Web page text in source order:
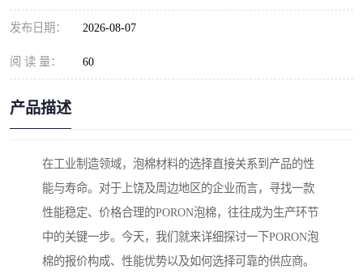
发布日期： 2026-08-07
阅 读 量： 60
产品描述
在工业制造领域，泡棉材料的选择直接关系到产品的性
能与寿命。对于上饶及周边地区的企业而言，寻找一款
性能稳定、价格合理的PORON泡棉，往往成为生产环节
中的关键一步。今天，我们就来详细探讨一下PORON泡
棉的报价构成、性能优势以及如何选择可靠的供应商。